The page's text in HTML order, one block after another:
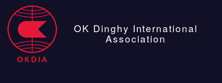
OK Dinghy International
Association